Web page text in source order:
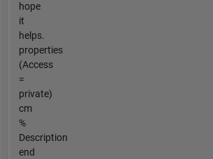
hope
it
helps.
properties
(Access
=
private)
cm
%
Description
end